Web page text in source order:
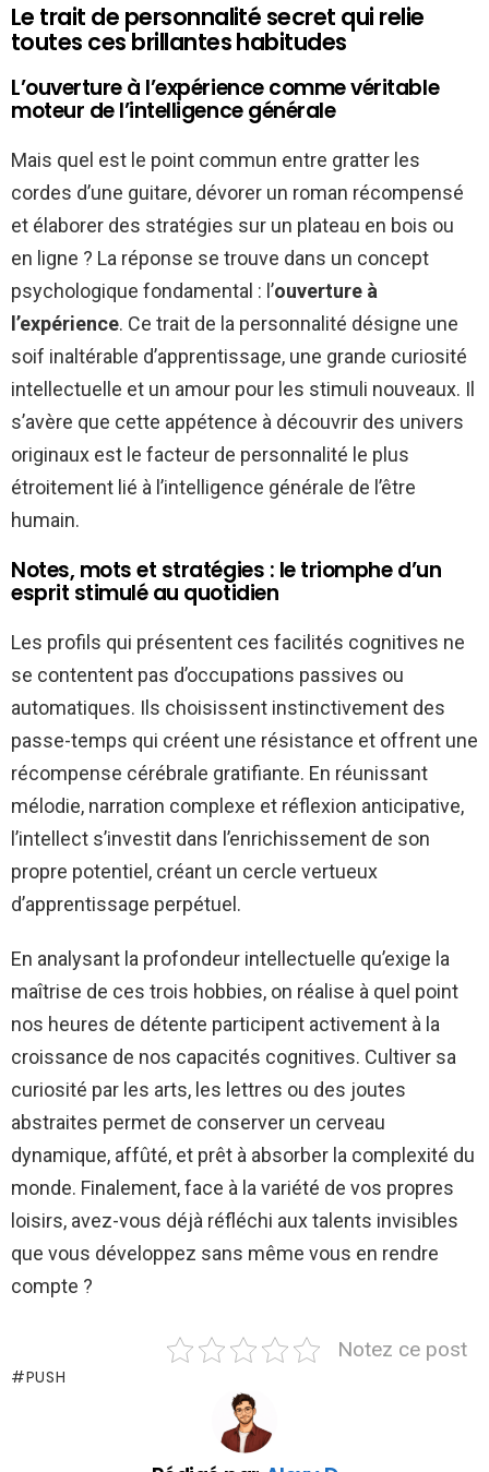
Le trait de personnalité secret qui relie
toutes ces brillantes habitudes
L’ouverture à l’expérience comme véritable
moteur de l’intelligence générale
Mais quel est le point commun entre gratter les
cordes d’une guitare, dévorer un roman récompensé
et élaborer des stratégies sur un plateau en bois ou
en ligne ? La réponse se trouve dans un concept
psychologique fondamental : l’ouverture à
l’expérience. Ce trait de la personnalité désigne une
soif inaltérable d’apprentissage, une grande curiosité
intellectuelle et un amour pour les stimuli nouveaux. Il
s’avère que cette appétence à découvrir des univers
originaux est le facteur de personnalité le plus
étroitement lié à l’intelligence générale de l’être
humain.
Notes, mots et stratégies : le triomphe d’un
esprit stimulé au quotidien
Les profils qui présentent ces facilités cognitives ne
se contentent pas d’occupations passives ou
automatiques. Ils choisissent instinctivement des
passe-temps qui créent une résistance et offrent une
récompense cérébrale gratifiante. En réunissant
mélodie, narration complexe et réflexion anticipative,
l’intellect s’investit dans l’enrichissement de son
propre potentiel, créant un cercle vertueux
d’apprentissage perpétuel.
En analysant la profondeur intellectuelle qu’exige la
maîtrise de ces trois hobbies, on réalise à quel point
nos heures de détente participent activement à la
croissance de nos capacités cognitives. Cultiver sa
curiosité par les arts, les lettres ou des joutes
abstraites permet de conserver un cerveau
dynamique, affûté, et prêt à absorber la complexité du
monde. Finalement, face à la variété de vos propres
loisirs, avez-vous déjà réfléchi aux talents invisibles
que vous développez sans même vous en rendre
compte ?
Notez ce post
PUSH